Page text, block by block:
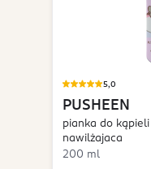
5,0
PUSHEEN
pianka do
nawilżajaca
200 ml